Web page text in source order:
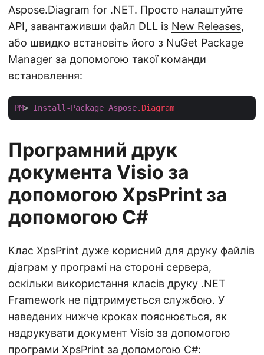
Aspose.Diagram for .NET. Просто налаштуйте
API, завантаживши файл DLL із New Releases,
або швидко встановіть його з NuGet Package
Manager за допомогою такої команди
встановлення:
PM> Install-Package Aspose.Diagram
Програмний друк
документа Visio за
допомогою XpsPrint за
допомогою C#
Клас XpsPrint дуже корисний для друку файлів
діаграм у програмі на стороні сервера,
оскільки використання класів друку .NET
Framework не підтримується службою. У
наведених нижче кроках пояснюється, як
надрукувати документ Visio за допомогою
програми XpsPrint за допомогою C#: